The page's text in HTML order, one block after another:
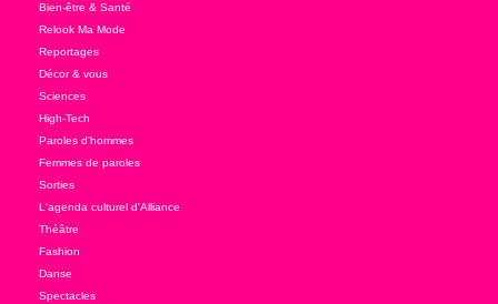
Bien-être & Santé
Relook Ma Mode
Reportages
Décor & vous
Sciences
High-Tech
Paroles d'hommes
Femmes de paroles
Sorties
L'agenda culturel d'Alliance
Théâtre
Fashion
Danse
Spectacles